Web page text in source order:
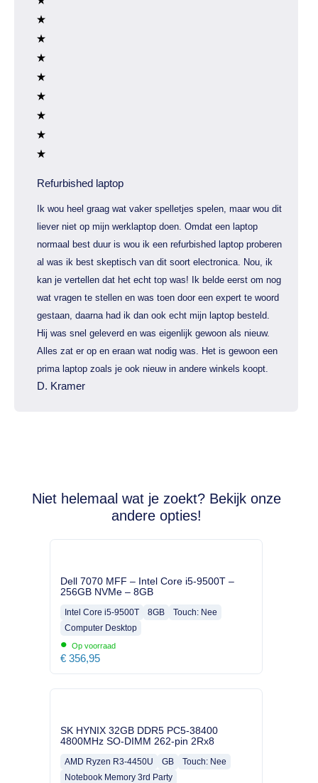
Refurbished laptop
Ik wou heel graag wat vaker spelletjes spelen, maar wou dit
liever niet op mijn werklaptop doen. Omdat een laptop
normaal best duur is wou ik een refurbished laptop proberen
al was ik best skeptisch van dit soort electronica. Nou, ik
kan je vertellen dat het echt top was! Ik belde eerst om nog
wat vragen te stellen en was toen door een expert te woord
gestaan, daarna had ik dan ook echt mijn laptop besteld.
Hij was snel geleverd en was eigenlijk gewoon als nieuw.
Alles zat er op en eraan wat nodig was. Het is gewoon een
prima laptop zoals je ook nieuw in andere winkels koopt.
D. Kramer
Niet helemaal wat je zoekt? Bekijk onze
andere opties!
Dell 7070 MFF – Intel Core i5-9500T –
256GB NVMe – 8GB
Intel Core i5-9500T 8GB
Touch: Nee
Computer Desktop
• Op voorraad
€ 356,95
SK HYNIX 32GB DDR5 PC5-38400
4800MHz SO-DIMM 262-pin 2Rx8
AMD Ryzen R3-4450U GB
Touch: Nee
Notebook Memory 3rd Party